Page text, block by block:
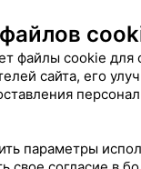
стоп
файлы cookie для
сайта, его
параметры